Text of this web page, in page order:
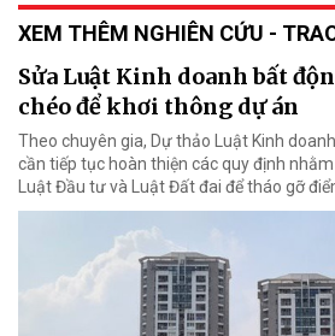
XEM THÊM NGHIÊN CỨU -
Sửa Luật Kinh doanh bất
chéo để khơi thông dự án
Theo chuyên gia, Dự thảo Luật Kinh
cần tiếp tục hoàn thiện các quy định
Luật Đầu tư và Luật Đất đai để tháo gỡ